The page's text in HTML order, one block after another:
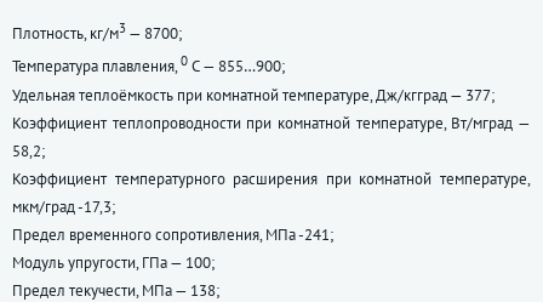
Плотность, кг/м3 — 8700;
Температура плавления,0 С — 855…900;
Удельная теплоёмкость при комнатной температуре, Дж/кгград — 377;
Коэффициент теплопроводности при комнатной температуре, Вт/мград —
58,2;
Коэффициент температурного расширения при комнатной температуре,
мкм/град -17,3;
Предел временного сопротивления, МПа -241;
Модуль упругости, ГПа — 100;
Предел текучести, МПа — 138;